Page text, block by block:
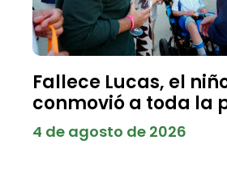
Fallece Lucas, el
conmovió a toda la
4 de agosto de 2026